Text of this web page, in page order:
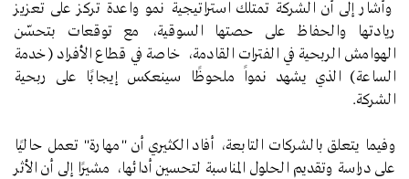
وأشار إلى أن الشركة تمتلك استراتيجية نمو واعدة تركز على تعزيز
ريادتها والحفاظ على حصتها السوقية، مع توقعات بتحسّن
الهوامش الربحية في الفترات القادمة، خاصة في قطاع الأفراد (خدمة
الساعة) الذي يشهد نمواً ملحوظًا سينعكس إيجابًا على ربحية
الشركة.
وفيما يتعلق بالشركات التابعة، أفاد الكثيري أن "مهارة" تعمل حاليًا
على دراسة وتقديم الحلول المناسبة لتحسين أدائها، مشيرًا إلى أن الأثر